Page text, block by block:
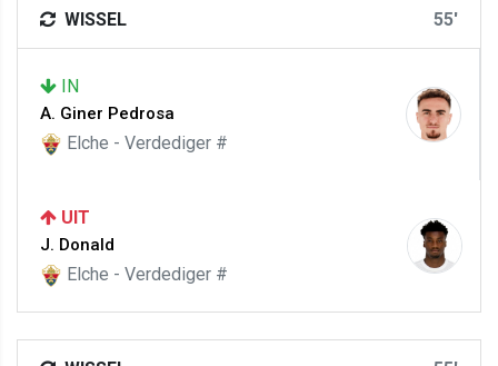
WISSEL 55'
IN
A. Giner Pedrosa
Elche - Verdediger #
UIT
J. Donald
Elche - Verdediger #